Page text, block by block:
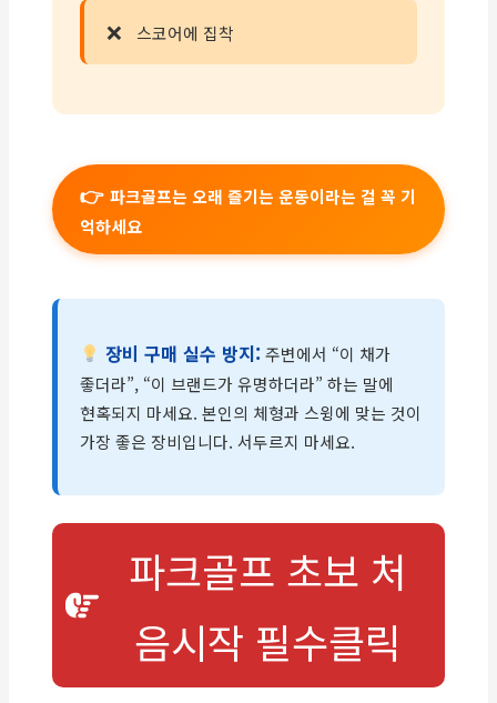
스코어에 집착
파크골프는 오래 즐기는 운동이라는 걸 꼭 기
억하세요
장비 구매 실수 방지: 주변에서 “이 채가
좋더라”, “이 브랜드가 유명하더라” 하는 말에
현혹되지 마세요. 본인의 체형과 스윙에 맞는 것이
가장 좋은 장비입니다. 서두르지 마세요.
파크골프 초보 처
음시작 필수클릭